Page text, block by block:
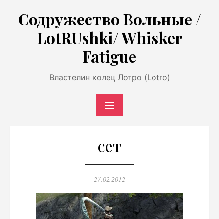
содержимому
Содружество Вольные /
LotRUshki/ Whisker
Fatigue
Властелин колец Лотро (Lotro)
сет
Опубликовано
27.02.2012